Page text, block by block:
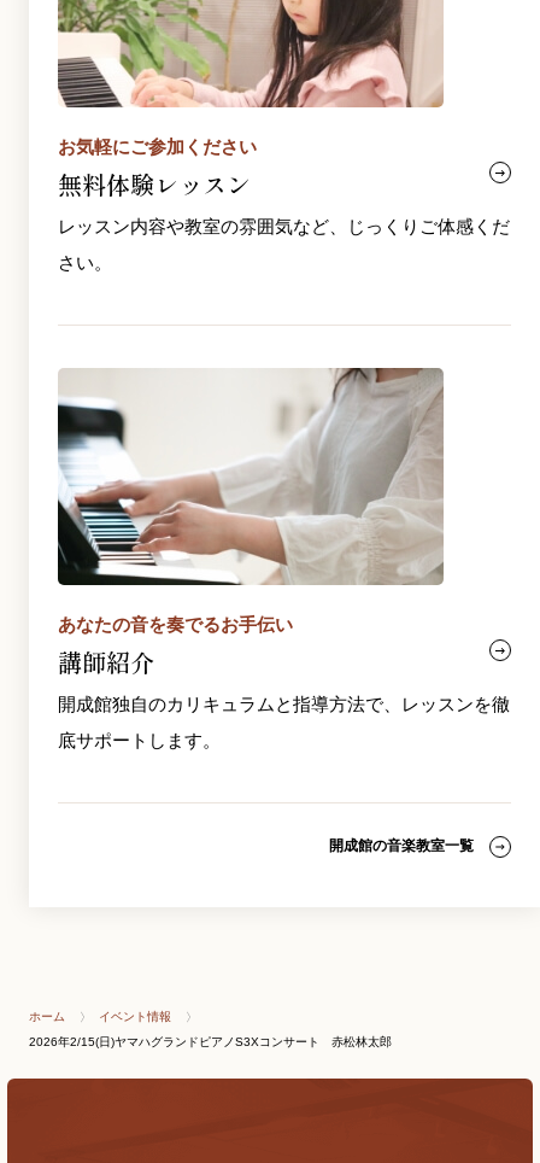
お気軽にご参加ください
無料体験レッスン
レッスン内容や教室の雰囲気など、じっくりご体感くだ
さい。
あなたの音を奏でるお手伝い
講師紹介
開成館独自のカリキュラムと指導方法で、レッスンを徹
底サポートします。
開成館の音楽教室一覧
ホーム
イベント情報
2026年2/15(日)ヤマハグランドピアノS3Xコンサート 赤松林太郎